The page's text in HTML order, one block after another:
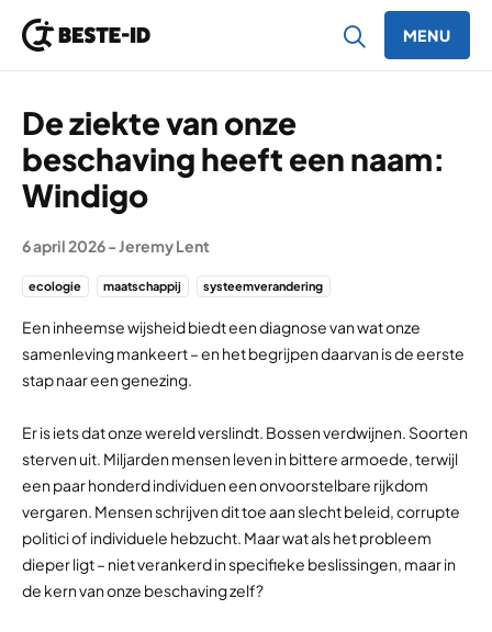
MENU
De ziekte van onze
beschaving heeft een naam:
Windigo
6 april 2026-Jeremy Lent
ecologie maatschappij systeemverandering
Een inheemse wijsheid biedt een diagnose van wat onze
samenleving mankeert – en het begrijpen daarvan is de eerste
stap naar een genezing.
Er is iets dat onze wereld verslindt. Bossen verdwijnen. Soorten
sterven uit. Miljarden mensen leven in bittere armoede, terwijl
een paar honderd individuen een onvoorstelbare rijkdom
vergaren. Mensen schrijven dit toe aan slecht beleid, corrupte
politici of individuele hebzucht. Maar wat als het probleem
dieper ligt – niet verankerd in specifieke beslissingen, maar in
de kern van onze beschaving zelf?